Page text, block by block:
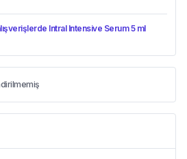
Intral Intensive Serum 5 ml